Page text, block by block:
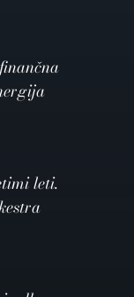
leti.